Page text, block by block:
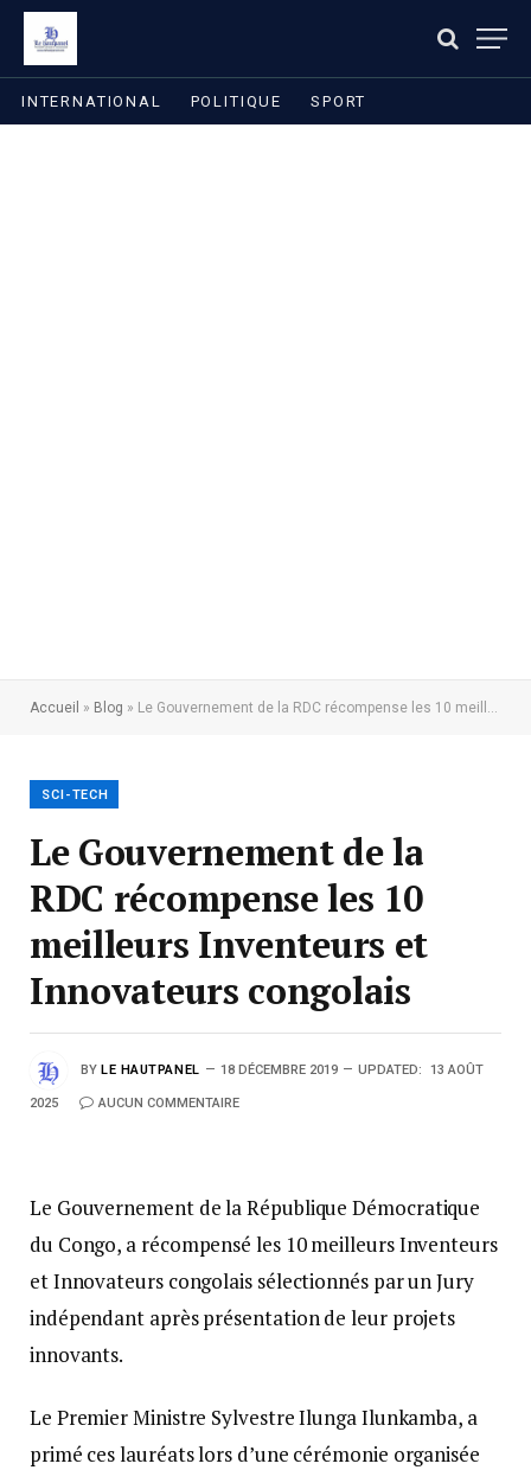
INTERNATIONAL POLITIQUE SPORT
Accueil » Blog » Le Gouvernement de la RDC récompense les 10 meilleurs Inventeurs et Innovateurs congolais
SCI-TECH
Le Gouvernement de la
RDC récompense les 10
meilleurs Inventeurs et
Innovateurs congolais
BY LE HAUTPANEL 18 DÉCEMBRE 2019 UPDATED: 13 AOÛT
2025 AUCUN COMMENTAIRE
Le Gouvernement de la République Démocratique
du Congo, a récompensé les 10 meilleurs Inventeurs
et Innovateurs congolais sélectionnés par un Jury
indépendant après présentation de leur projets
innovants.
Le Premier Ministre Sylvestre Ilunga Ilunkamba, a
primé ces lauréats lors d’une cérémonie organisée